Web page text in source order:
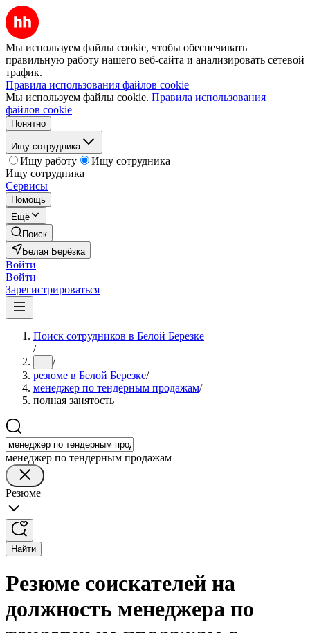
Мы используем файлы cookie, чтобы обеспечивать
правильную работу нашего веб-сайта и анализировать сетевой
трафик.
Правила использования файлов cookie
Мы используем файлы cookie. Правила использования
файлов cookie
Понятно
Ищу сотрудника
Ищу работу
Ищу сотрудника
Ищу сотрудника
Сервисы
Помощь
Ещё
Поиск
Белая Берёзка
Войти
Войти
Зарегистрироваться
Поиск сотрудников в Белой Березке
/
... /
резюме в Белой Березке/
менеджер по тендерным продажам/
полная занятость
менеджер по тендерным продажам
Резюме
Найти
Резюме соискателей на
должность менеджера по